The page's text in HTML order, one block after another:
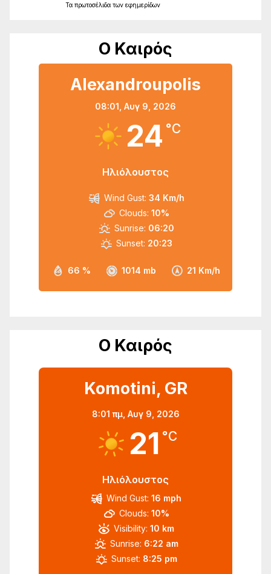
Τα πρωτοσέλιδα των εφημερίδων
Ο Καιρός
Alexandroupolis
08:01, Αυγ 9, 2026
24 °C
Ηλιόλουστος
66 % 1014 mb 21 Km/h
Wind Gust: 34 Km/h
Clouds: 10%
Sunrise: 06:20
Sunset: 20:23
Ο Καιρός
Komotini, GR
8:01 πμ, Αυγ 9, 2026
21 °C
Ηλιόλουστος
Wind Gust: 16 mph
Clouds: 10%
Visibility: 10 km
Sunrise: 6:22 am
Sunset: 8:25 pm